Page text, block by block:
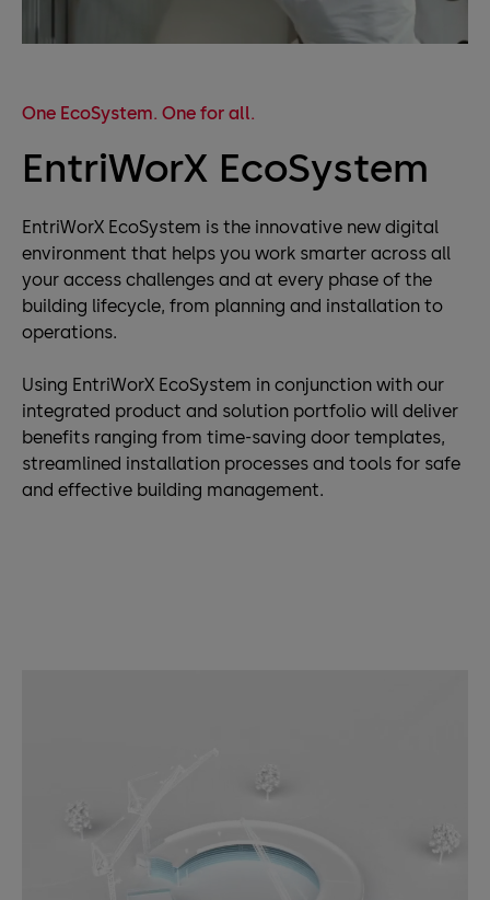
One EcoSystem. One for all.
EntriWorX EcoSystem
EntriWorX EcoSystem is the innovative new digital
environment that helps you work smarter across all
your access challenges and at every phase of the
building lifecycle, from planning and installation to
operations.
Using EntriWorX EcoSystem in conjunction with our
integrated product and solution portfolio will deliver
benefits ranging from time-saving door templates,
streamlined installation processes and tools for safe
and effective building management.